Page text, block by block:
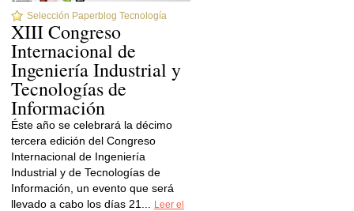
Selección Paperblog Tecnología
XIII Congreso
Internacional de
Ingeniería Industrial y
Tecnologías de
Información
Éste año se celebrará la décimo
tercera edición del Congreso
Internacional de Ingeniería
Industrial y de Tecnologías de
Información, un evento que será
llevado a cabo los días 21...
Leer el